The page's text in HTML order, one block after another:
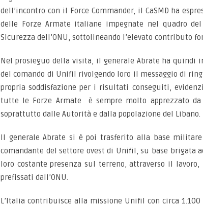
dell’incontro con il Force Commander, il CaSMD ha
delle Forze Armate italiane impegnate nel quadro
Sicurezza dell’ONU, sottolineando l’elevato contributo
Nel prosieguo della visita, il generale Abrate ha quindi
del comando di Unifil rivolgendo loro il messaggio di
propria soddisfazione per i risultati conseguiti,
tutte le Forze Armate è sempre molto apprezzato
soprattutto dalle Autorità e dalla popolazione del Libano.
Il generale Abrate si è poi trasferito alla base
comandante del settore ovest di Unifil, su base
loro costante presenza sul terreno, attraverso il
prefissati dall’ONU.
L’Italia contribuisce alla missione Unifil con circa